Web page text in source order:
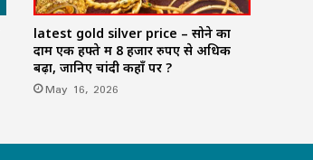
latest gold silver price – सोने का
दाम एक हफ्ते में 8 हजार रुपए से अधिक
बढ़ा, जानिए चांदी कहाँ पर ?
May 16, 2026